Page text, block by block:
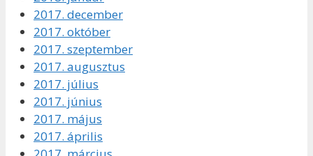
2017. december
2017. október
2017. szeptember
2017. augusztus
2017. július
2017. június
2017. május
2017. április